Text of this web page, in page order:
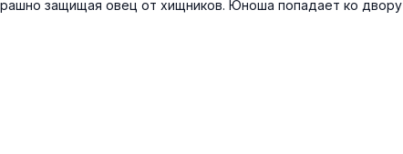
защищая овец от хищников. Юноша попадает ко двору